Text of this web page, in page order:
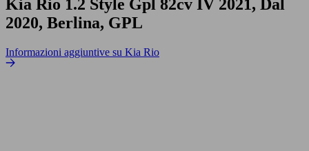
Kia Rio 1.2 Style Gpl 82cv IV 2021, Dal
2020, Berlina, GPL
Informazioni aggiuntive su Kia Rio